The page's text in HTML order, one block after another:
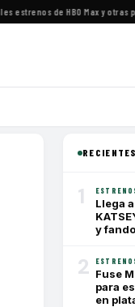
de HBO Max y otras
RECIENTES
1
Llega
y
2 Fuse
para
en